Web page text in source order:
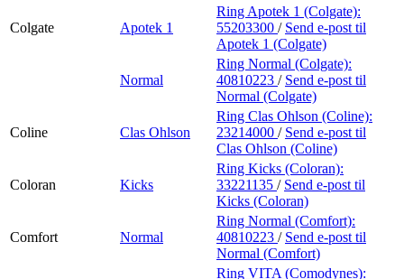
Colgate Apotek 1
Ring Apotek 1 (Colgate):
55203300 / Send e-post til
Apotek 1 (Colgate)
Normal
Ring Normal (Colgate):
40810223 / Send e-post til
Normal (Colgate)
Coline Clas Ohlson
Ring Clas Ohlson (Coline):
23214000 / Send e-post til
Clas Ohlson (Coline)
Coloran Kicks
Ring Kicks (Coloran):
33221135 / Send e-post til
Kicks (Coloran)
Comfort Normal
Ring Normal (Comfort):
40810223 / Send e-post til
Normal (Comfort)
Ring VITA (Comodynes):